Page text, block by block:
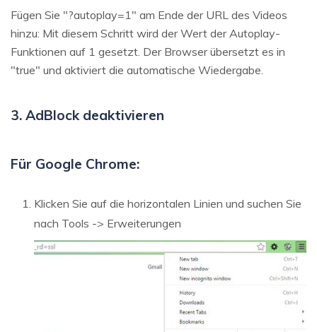
Fügen Sie "?autoplay=1" am Ende der URL des Videos
hinzu: Mit diesem Schritt wird der Wert der Autoplay-
Funktionen auf 1 gesetzt. Der Browser übersetzt es in
"true" und aktiviert die automatische Wiedergabe.
3. AdBlock deaktivieren
Für Google Chrome:
Klicken Sie auf die horizontalen Linien und suchen Sie
nach Tools -> Erweiterungen